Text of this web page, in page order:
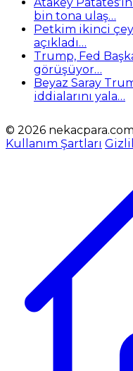
bin tona ulaş…
Petkim ikinci
açıkladı…
Trump, Fed
görüşüyor…
Beyaz Saray
iddialarını yala…
© 2026 nekacpara.com
Kullanım Şartları